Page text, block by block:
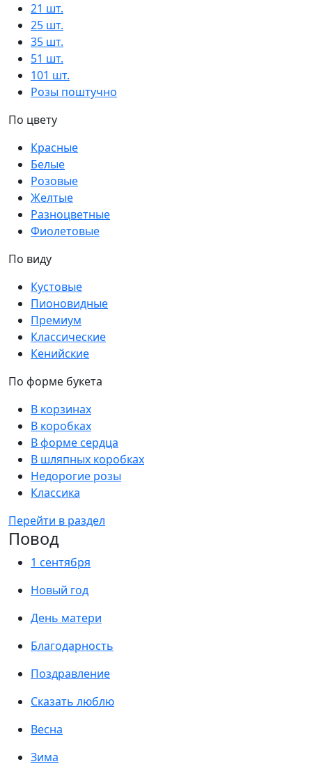
21 шт.
25 шт.
35 шт.
51 шт.
101 шт.
Розы поштучно
По цвету
Красные
Белые
Розовые
Желтые
Разноцветные
Фиолетовые
По виду
Кустовые
Пионовидные
Премиум
Классические
Кенийские
По форме букета
В корзинах
В коробках
В форме сердца
В шляпных коробках
Недорогие розы
Классика
Перейти в раздел
Повод
1 сентября
Новый год
День матери
Благодарность
Поздравление
Сказать люблю
Весна
Зима